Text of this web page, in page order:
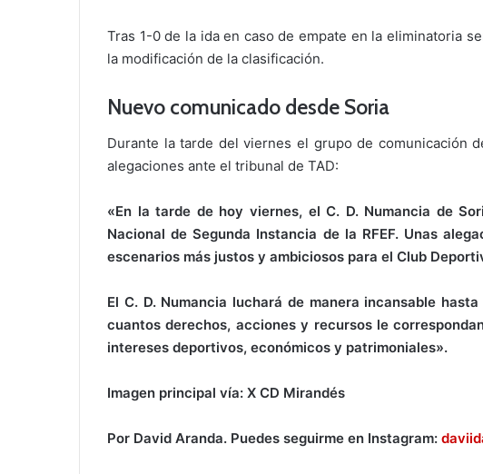
Tras 1-0 de la ida en caso de empate en la eliminatoria
la modificación de la clasificación.
Nuevo comunicado desde Soria
Durante la tarde del viernes el grupo de comunicación
alegaciones ante el tribunal de TAD:
«En la tarde de hoy viernes, el C. D. Numancia de
Nacional de Segunda Instancia de la RFEF. Unas
escenarios más justos y ambiciosos para el Club
El C. D. Numancia luchará de manera incansable
cuantos derechos, acciones y recursos le
intereses deportivos, económicos y patrimoniales».
Imagen principal vía: X CD Mirandés
Por David Aranda. Puedes seguirme en Instagram: